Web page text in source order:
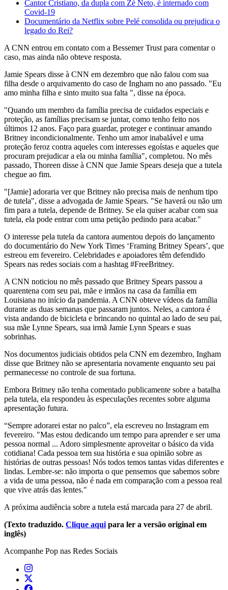
Cantor Cristiano, da dupla com Zé Neto, é internado com
Covid-19
Documentário da Netflix sobre Pelé consolida ou prejudica o
legado do Rei?
A CNN entrou em contato com a Bessemer Trust para comentar o
caso, mas ainda não obteve resposta.
Jamie Spears disse à CNN em dezembro que não falou com sua
filha desde o arquivamento do caso de Ingham no ano passado. "Eu
amo minha filha e sinto muito sua falta ", disse na época.
"Quando um membro da família precisa de cuidados especiais e
proteção, as famílias precisam se juntar, como tenho feito nos
últimos 12 anos. Faço para guardar, proteger e continuar amando
Britney incondicionalmente. Tenho um amor inabalável e uma
proteção feroz contra aqueles com interesses egoístas e aqueles que
procuram prejudicar a ela ou minha família", completou. No mês
passado, Thoreen disse à CNN que Jamie Spears deseja que a tutela
chegue ao fim.
"[Jamie] adoraria ver que Britney não precisa mais de nenhum tipo
de tutela", disse a advogada de Jamie Spears. "Se haverá ou não um
fim para a tutela, depende de Britney. Se ela quiser acabar com sua
tutela, ela pode entrar com uma petição pedindo para acabar."
O interesse pela tutela da cantora aumentou depois do lançamento
do documentário do New York Times ‘Framing Britney Spears’, que
estreou em fevereiro. Celebridades e apoiadores têm defendido
Spears nas redes sociais com a hashtag #FreeBritney.
A CNN noticiou no mês passado que Britney Spears passou a
quarentena com seu pai, mãe e irmãos na casa da família em
Louisiana no início da pandemia. A CNN obteve vídeos da família
durante as duas semanas que passaram juntos. Neles, a cantora é
vista andando de bicicleta e brincando no quintal ao lado de seu pai,
sua mãe Lynne Spears, sua irmã Jamie Lynn Spears e suas
sobrinhas.
Nos documentos judiciais obtidos pela CNN em dezembro, Ingham
disse que Britney não se apresentaria novamente enquanto seu pai
permanecesse no controle de sua fortuna.
Embora Britney não tenha comentado publicamente sobre a batalha
pela tutela, ela respondeu às especulações recentes sobre alguma
apresentação futura.
“Sempre adorarei estar no palco”, ela escreveu no Instagram em
fevereiro. "Mas estou dedicando um tempo para aprender e ser uma
pessoa normal ... Adoro simplesmente aproveitar o básico da vida
cotidiana! Cada pessoa tem sua história e sua opinião sobre as
histórias de outras pessoas! Nós todos temos tantas vidas diferentes e
lindas. Lembre-se: não importa o que pensemos que sabemos sobre
a vida de uma pessoa, não é nada em comparação com a pessoa real
que vive atrás das lentes."
A próxima audiência sobre a tutela está marcada para 27 de abril.
(Texto traduzido. Clique aqui para ler a versão original em
inglês)
Acompanhe Pop nas Redes Sociais